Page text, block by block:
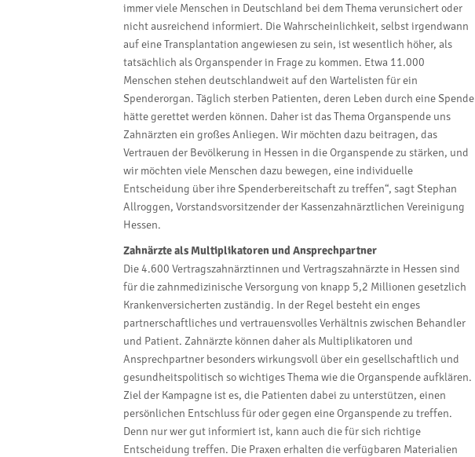
immer viele Menschen in Deutschland bei dem Thema verunsichert oder
nicht ausreichend informiert. Die Wahrscheinlichkeit, selbst irgendwann
auf eine Transplantation angewiesen zu sein, ist wesentlich höher, als
tatsächlich als Organspender in Frage zu kommen. Etwa 11.000
Menschen stehen deutschlandweit auf den Wartelisten für ein
Spenderorgan. Täglich sterben Patienten, deren Leben durch eine Spende
hätte gerettet werden können. Daher ist das Thema Organspende uns
Zahnärzten ein großes Anliegen. Wir möchten dazu beitragen, das
Vertrauen der Bevölkerung in Hessen in die Organspende zu stärken, und
wir möchten viele Menschen dazu bewegen, eine individuelle
Entscheidung über ihre Spenderbereitschaft zu treffen“, sagt Stephan
Allroggen, Vorstandsvorsitzender der Kassenzahnärztlichen Vereinigung
Hessen.
Zahnärzte als Multiplikatoren und Ansprechpartner
Die 4.600 Vertragszahnärztinnen und Vertragszahnärzte in Hessen sind
für die zahnmedizinische Versorgung von knapp 5,2 Millionen gesetzlich
Krankenversicherten zuständig. In der Regel besteht ein enges
partnerschaftliches und vertrauensvolles Verhältnis zwischen Behandler
und Patient. Zahnärzte können daher als Multiplikatoren und
Ansprechpartner besonders wirkungsvoll über ein gesellschaftlich und
gesundheitspolitisch so wichtiges Thema wie die Organspende aufklären.
Ziel der Kampagne ist es, die Patienten dabei zu unterstützen, einen
persönlichen Entschluss für oder gegen eine Organspende zu treffen.
Denn nur wer gut informiert ist, kann auch die für sich richtige
Entscheidung treffen. Die Praxen erhalten die verfügbaren Materialien